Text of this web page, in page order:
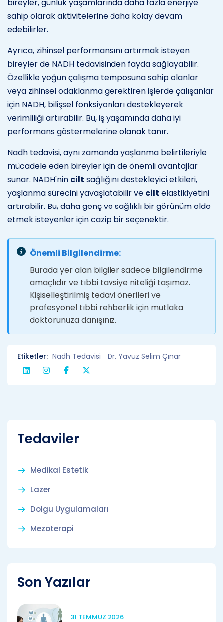
bireyler, günlük yaşamlarında daha fazla enerjiye
sahip olarak aktivitelerine daha kolay devam
edebilirler.
Ayrıca, zihinsel performansını artırmak isteyen
bireyler de NADH tedavisinden fayda sağlayabilir.
Özellikle yoğun çalışma temposuna sahip olanlar
veya zihinsel odaklanma gerektiren işlerde çalışanlar
için NADH, bilişsel fonksiyonları destekleyerek
verimliliği artırabilir. Bu, iş yaşamında daha iyi
performans göstermelerine olanak tanır.
Nadh tedavisi, aynı zamanda yaşlanma belirtileriyle
mücadele eden bireyler için de önemli avantajlar
sunar. NADH'nin cilt sağlığını destekleyici etkileri,
yaşlanma sürecini yavaşlatabilir ve cilt elastikiyetini
artırabilir. Bu, daha genç ve sağlıklı bir görünüm elde
etmek isteyenler için cazip bir seçenektir.
Önemli Bilgilendirme:
Burada yer alan bilgiler sadece bilgilendirme
amaçlıdır ve tıbbi tavsiye niteliği taşımaz.
Kişiselleştirilmiş tedavi önerileri ve
profesyonel tıbbi rehberlik için mutlaka
doktorunuza danışınız.
Etiketler: Nadh Tedavisi Dr. Yavuz Selim Çınar
Tedaviler
Medikal Estetik
Lazer
Dolgu Uygulamaları
Mezoterapi
Son Yazılar
31 TEMMUZ 2026